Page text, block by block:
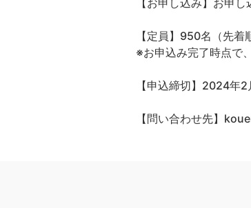
【お申し込み】お申し
【定員】950名（先着
※お申込み完了時点で
【申込締切】2024年
【問い合わせ先】